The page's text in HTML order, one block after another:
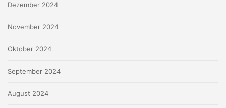
Dezember 2024
November 2024
Oktober 2024
September 2024
August 2024